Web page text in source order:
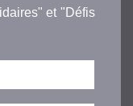
et "Défis